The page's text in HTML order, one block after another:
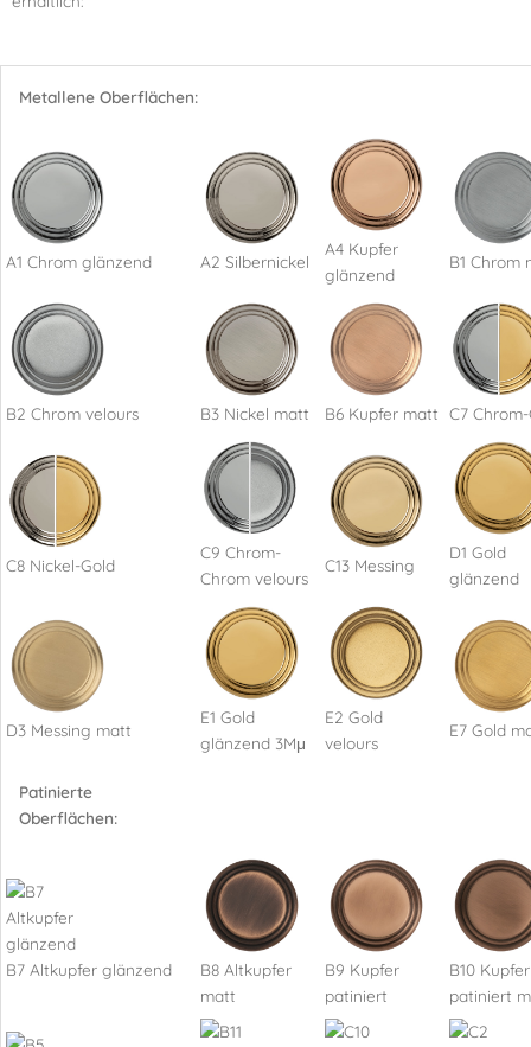
Metallene Oberflächen:
A1 Chrom glänzend A2 Silbernickel
A4 Kupfer
glänzend
B1 Chrom
B2 Chrom velours B3 Nickel matt B6 Kupfer matt C7
C8 Nickel-Gold
C9 Chrom-
Chrom velours
C13 Messing
D1 Gold
glänzend
D3 Messing matt
E1 Gold
glänzend 3Mμ
E2 Gold
velours
E7 Gold
Patinierte
Oberflächen:
B7 Altkupfer glänzend
B8 Altkupfer
matt
B9 Kupfer
patiniert
B10 Kupfer
patiniert